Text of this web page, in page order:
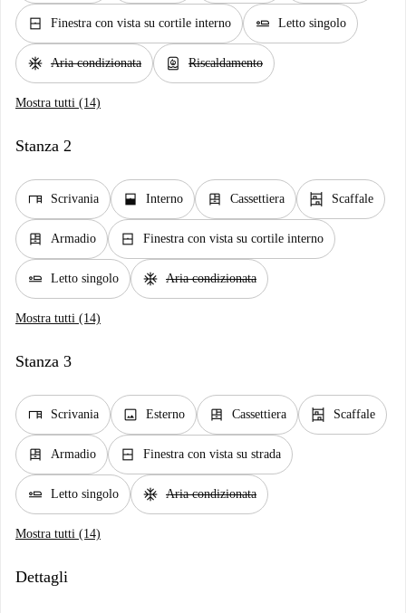
window_closed Finestra con vista su cortile interno airline_seat_flat Letto singolo
ac_unit Aria condizionata water_heater Riscaldamento
Mostra tutti (14)
Stanza 2
desk Scrivania window_open Interno dresser Cassettiera shelves Scaffale
dresser Armadio window_closed Finestra con vista su cortile interno
airline_seat_flat Letto singolo ac_unit Aria condizionata
Mostra tutti (14)
Stanza 3
desk Scrivania image Esterno dresser Cassettiera shelves Scaffale
dresser Armadio window_closed Finestra con vista su strada
airline_seat_flat Letto singolo ac_unit Aria condizionata
Mostra tutti (14)
Dettagli